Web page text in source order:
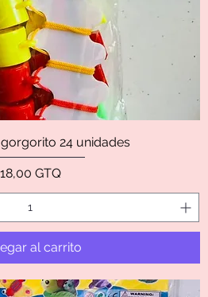
24 unidades
Precio
18,00 GTQ
al carrito